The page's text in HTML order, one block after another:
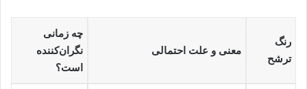
رنگ
ترشح
معنی و علت احتمالی
چه زمانی
نگران‌کننده
است؟